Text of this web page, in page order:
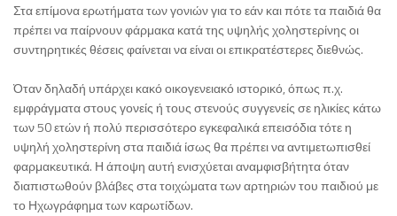
Στα επίμονα ερωτήματα των γονιών για το εάν και πότε τα παιδιά θα
πρέπει να παίρνουν φάρμακα κατά της υψηλής χοληστερίνης οι
συντηρητικές θέσεις φαίνεται να είναι οι επικρατέστερες διεθνώς.
Όταν δηλαδή υπάρχει κακό οικογενειακό ιστορικό, όπως π.χ.
εμφράγματα στους γονείς ή τους στενούς συγγενείς σε ηλικίες κάτω
των 50 ετών ή πολύ περισσότερο εγκεφαλικά επεισόδια τότε η
υψηλή χοληστερίνη στα παιδιά ίσως θα πρέπει να αντιμετωπισθεί
φαρμακευτικά. Η άποψη αυτή ενισχύεται αναμφισβήτητα όταν
διαπιστωθούν βλάβες στα τοιχώματα των αρτηριών του παιδιού με
το Ηχωγράφημα των καρωτίδων.